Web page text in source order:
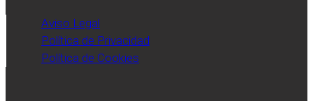
Aviso Legal
Política de Privacidad
Política de Cookies